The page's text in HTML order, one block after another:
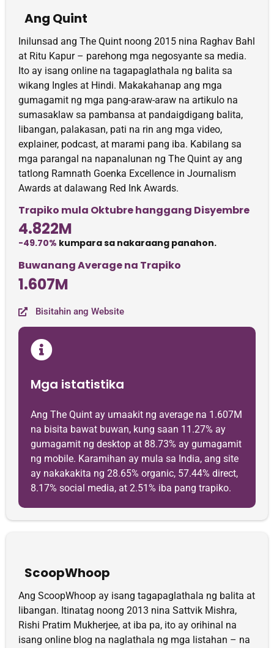
Ang Quint
Inilunsad ang The Quint noong 2015 nina Raghav Bahl
at Ritu Kapur – parehong mga negosyante sa media.
Ito ay isang online na tagapaglathala ng balita sa
wikang Ingles at Hindi. Makakahanap ang mga
gumagamit ng mga pang-araw-araw na artikulo na
sumasaklaw sa pambansa at pandaigdigang balita,
libangan, palakasan, pati na rin ang mga video,
explainer, podcast, at marami pang iba. Kabilang sa
mga parangal na napanalunan ng The Quint ay ang
tatlong Ramnath Goenka Excellence in Journalism
Awards at dalawang Red Ink Awards.
Trapiko mula Oktubre hanggang Disyembre
4.822M
-49.70% kumpara sa nakaraang panahon.
Buwanang Average na Trapiko
1.607M
Bisitahin ang Website
Mga istatistika
Ang The Quint ay umaakit ng average na 1.607M
na bisita bawat buwan, kung saan 11.27% ay
gumagamit ng desktop at 88.73% ay gumagamit
ng mobile. Karamihan ay mula sa India, ang site
ay nakakakita ng 28.65% organic, 57.44% direct,
8.17% social media, at 2.51% iba pang trapiko.
ScoopWhoop
Ang ScoopWhoop ay isang tagapaglathala ng balita at
libangan. Itinatag noong 2013 nina Sattvik Mishra,
Rishi Pratim Mukherjee, at iba pa, ito ay orihinal na
isang online blog na naglathala ng mga listahan – na